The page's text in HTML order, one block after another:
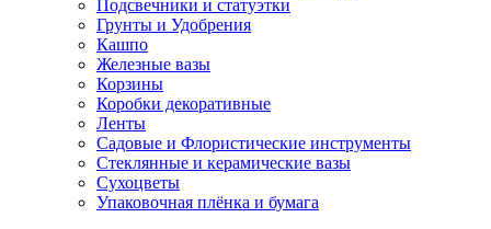
Подсвечники и статуэтки
Грунты и Удобрения
Кашпо
Железные вазы
Корзины
Коробки декоративные
Ленты
Садовые и Флористические инструменты
Стеклянные и керамические вазы
Сухоцветы
Упаковочная плёнка и бумага